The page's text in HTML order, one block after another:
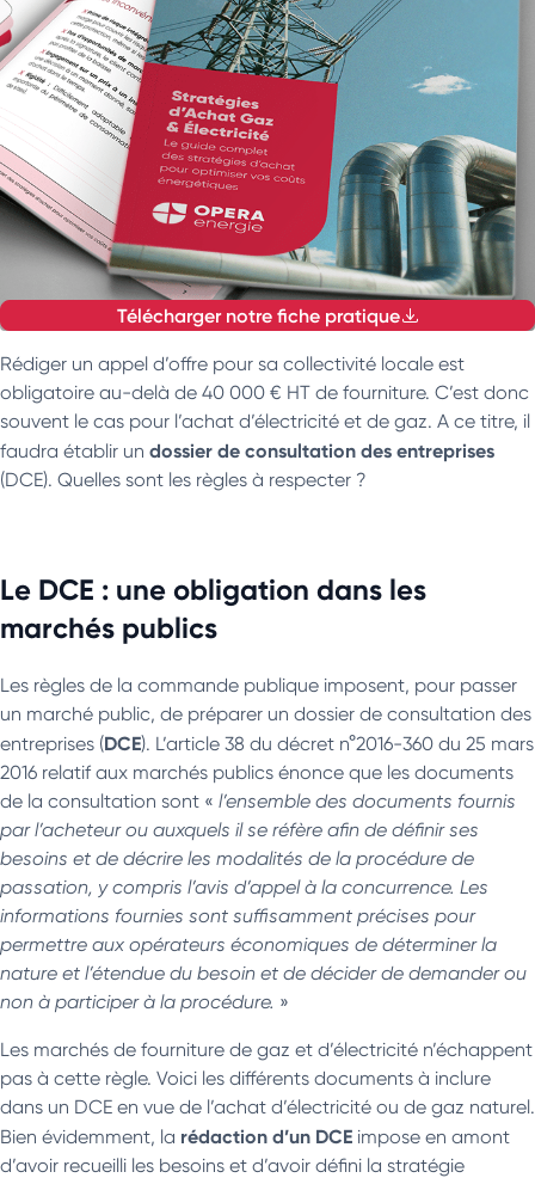
Télécharger notre fiche pratique
Rédiger un appel d’offre pour sa collectivité locale est
obligatoire au-delà de 40 000 € HT de fourniture. C’est donc
souvent le cas pour l’achat d’électricité et de gaz. A ce titre, il
faudra établir un dossier de consultation des entreprises
(DCE). Quelles sont les règles à respecter ?
Le DCE : une obligation dans les
marchés publics
Les règles de la commande publique imposent, pour passer
un marché public, de préparer un dossier de consultation des
entreprises (DCE). L’article 38 du décret n°2016-360 du 25 mars
2016 relatif aux marchés publics énonce que les documents
de la consultation sont « l’ensemble des documents fournis
par l’acheteur ou auxquels il se réfère afin de définir ses
besoins et de décrire les modalités de la procédure de
passation, y compris l’avis d’appel à la concurrence. Les
informations fournies sont suffisamment précises pour
permettre aux opérateurs économiques de déterminer la
nature et l’étendue du besoin et de décider de demander ou
non à participer à la procédure. »
Les marchés de fourniture de gaz et d’électricité n’échappent
pas à cette règle. Voici les différents documents à inclure
dans un DCE en vue de l’achat d’électricité ou de gaz naturel.
Bien évidemment, la rédaction d’un DCE impose en amont
d’avoir recueilli les besoins et d’avoir défini la stratégie